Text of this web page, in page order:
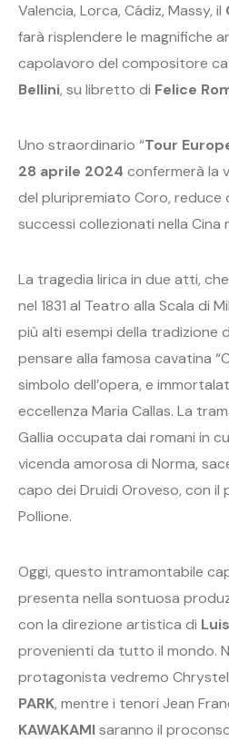
Valencia, Lorca, Cádiz, Massy, il
farà risplendere le magnifiche
capolavoro del compositore
Bellini, su libretto di Felice
Uno straordinario “Tour
28 aprile 2024 confermerà la
del pluripremiato Coro, reduce
successi collezionati nella Cina
La tragedia lirica in due atti,
nel 1831 al Teatro alla Scala di
più alti esempi della tradizione
pensare alla famosa cavatina
simbolo dell’opera, e
eccellenza Maria Callas. La
Gallia occupata dai romani in
vicenda amorosa di Norma,
capo dei Druidi Oroveso, con il
Pollione.
Oggi, questo intramontabile
presenta nella sontuosa
con la direzione artistica di
provenienti da tutto il mondo.
protagonista vedremo
PARK, mentre i tenori Jean
KAWAKAMIsaranno il